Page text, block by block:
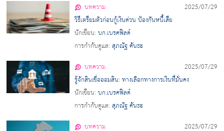
บทความ
2025/07/29
วิธีเตรียมตัวก่อนกู้เงินด่วน ป้องกันหนี้เสีย
นักเขียน:บก.เบรคฟิลด์
การกำกับดูแล:สุภณัฐ คันธะ
บทความ
2025/07/29
รู้จักสินเชื่อออมสิน: ทางเลือกทางการเงินที่มั่นคง
นักเขียน:บก.เบรคฟิลด์
การกำกับดูแล:สุภณัฐ คันธะ
บทความ
2025/07/29